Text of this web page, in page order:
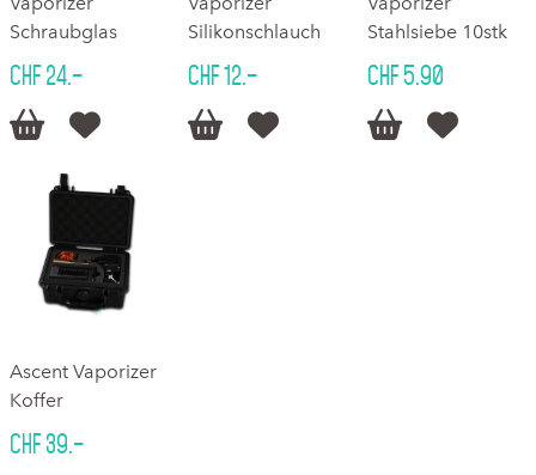
Schraubglas
CHF 24.–
 
Silikonschlauch
CHF 12.–
 
Stahlsiebe 10stk
CHF 5.90
 
Ascent Vaporizer
Koffer
CHF 39.–